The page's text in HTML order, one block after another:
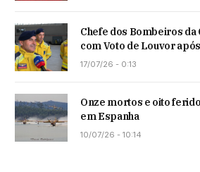
Chefe dos Bombeiros da
com Voto de Louvor
17/07/26 - 0:13
Onze mortos e oito
em Espanha
10/07/26 - 10:14